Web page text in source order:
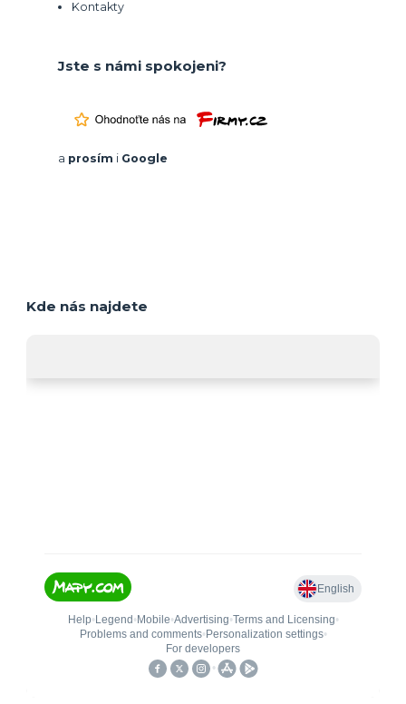
Kontakty
Jste s námi spokojeni?
a prosím i Google
Kde nás najdete